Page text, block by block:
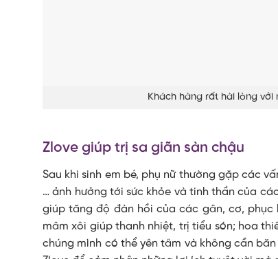
Khách hàng rất hài lòng với
Zlove giúp trị sa giãn sàn chậu
Sau khi sinh em bé, phụ nữ thường gặp các
… ảnh hưởng tới sức khỏe và tinh thần của
giúp tăng độ đàn hồi của các gân, cơ, phục
mâm xôi giúp thanh nhiệt, trị tiểu són; hoa
chúng mình có thể yên tâm và không cần